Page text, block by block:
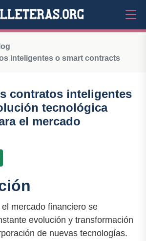
inteligentes o smart contracts
contratos inteligentes
tecnológica
el mercado
mercado financiero se
evolución y transformación
de nuevas tecnologías.